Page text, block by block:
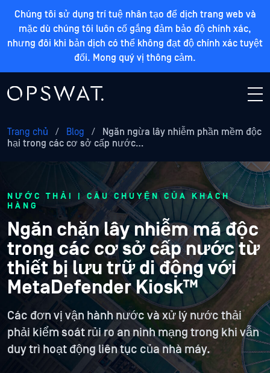
Chúng tôi sử dụng trí tuệ nhân tạo để dịch trang web và
mặc dù chúng tôi luôn cố gắng đảm bảo độ chính xác,
nhưng đôi khi bản dịch có thể không đạt độ chính xác tuyệt
đối. Mong quý vị thông cảm.
Trang chủ / Blog /
Ngăn ngừa lây nhiễm phần mềm độc
hại trong các cơ sở cấp nước…
NƯỚC THẢI | CÂU CHUYỆN CỦA KHÁCH
HÀNG
Ngăn chặn lây nhiễm mã độc
trong các cơ sở cấp nước từ
thiết bị lưu trữ di động với
MetaDefender Kiosk™
Các đơn vị vận hành nước và xử lý nước thải
phải kiểm soát rủi ro an ninh mạng trong khi vẫn
duy trì hoạt động liên tục của nhà máy.